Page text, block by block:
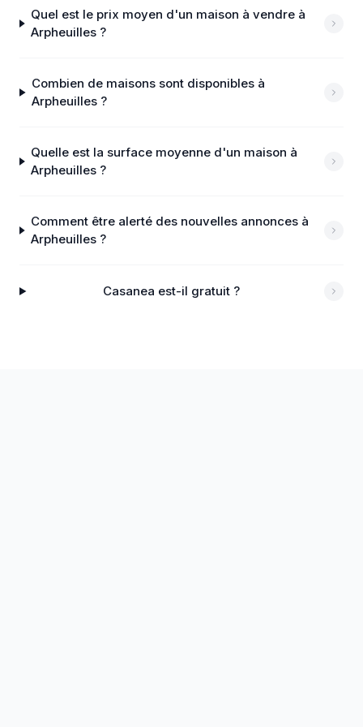
Quel est le prix moyen d'un maison à vendre à
Arpheuilles ?
Combien de maisons sont disponibles à
Arpheuilles ?
Quelle est la surface moyenne d'un maison à
Arpheuilles ?
Comment être alerté des nouvelles annonces à
Arpheuilles ?
Casanea est-il gratuit ?